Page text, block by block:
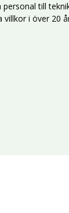
till
i över 20